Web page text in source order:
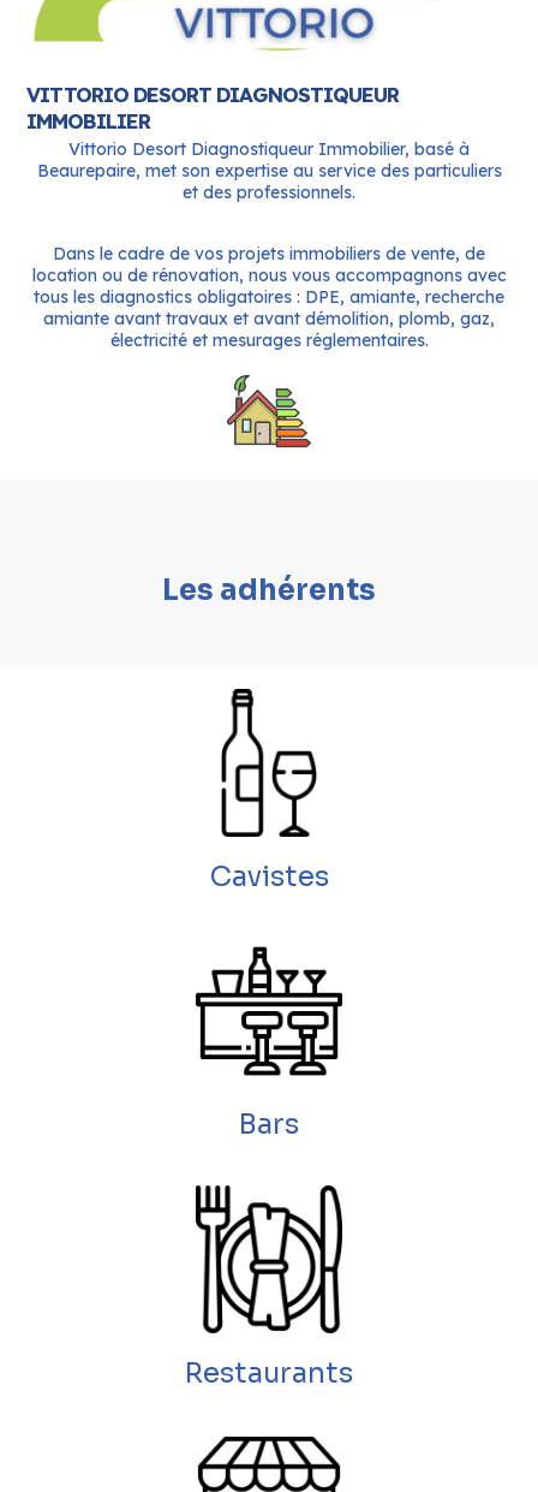
VITTORIO DESORT DIAGNOSTIQUEUR
IMMOBILIER
Vittorio Desort Diagnostiqueur Immobilier, basé à
Beaurepaire, met son expertise au service des particuliers
et des professionnels.
Dans le cadre de vos projets immobiliers de vente, de
location ou de rénovation, nous vous accompagnons avec
tous les diagnostics obligatoires : DPE, amiante, recherche
amiante avant travaux et avant démolition, plomb, gaz,
électricité et mesurages réglementaires.
Les adhérents
Cavistes
Bars
Restaurants